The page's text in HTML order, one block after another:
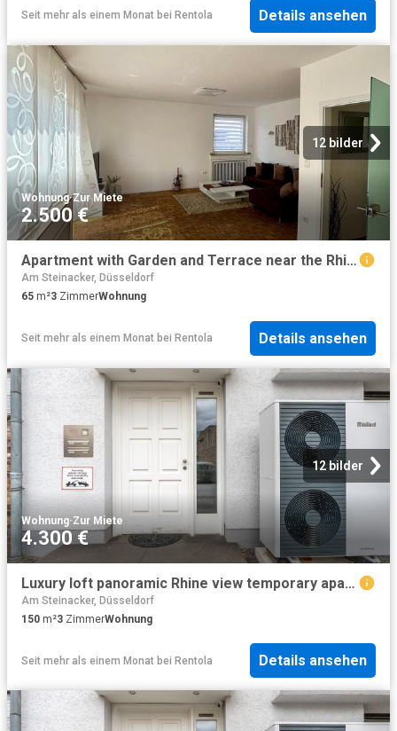
Seit mehr als einem Monat bei Rentola Details ansehen
12 bilder
Wohnung·Zur Miete
2.500 €
Apartment with Garden and Terrace near the Rhine in Neuss
Am Steinacker, Düsseldorf
65 m²3 ZimmerWohnung
Seit mehr als einem Monat bei Rentola Details ansehen
12 bilder
Wohnung·Zur Miete
4.300 €
Luxury loft panoramic Rhine view temporary apartment in Neuss
Am Steinacker, Düsseldorf
150 m²3 ZimmerWohnung
Seit mehr als einem Monat bei Rentola Details ansehen